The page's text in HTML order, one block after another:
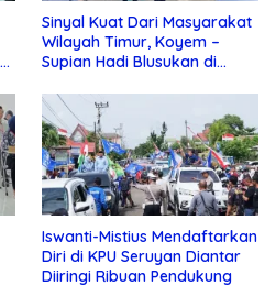
Sinyal Kuat Dari Masyarakat
Wilayah Timur, Koyem –
Supian Hadi Blusukan di
Iswanti-Mistius Mendaftarkan
Diri di KPU Seruyan Diantar
Diiringi Ribuan Pendukung